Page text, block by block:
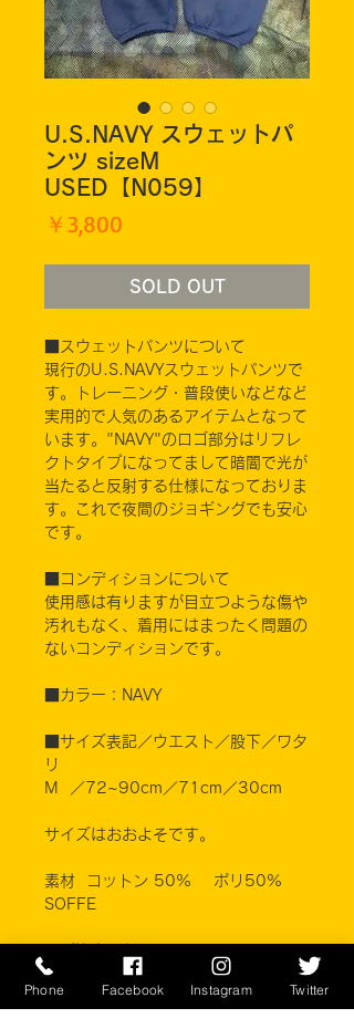
U.S.NAVY スウェットパ
ンツ sizeM
USED【N059】
￥3,800
SOLD OUT
■スウェットパンツについて
現行のU.S.NAVYスウェットパンツで
す。トレーニング・普段使いなどなど
実用的で人気のあるアイテムとなって
います。"NAVY"のロゴ部分はリフレ
クトタイプになってまして暗闇で光が
当たると反射する仕様になっておりま
す。これで夜間のジョギングでも安心
です。
■コンディションについて
使用感は有りますが目立つような傷や
汚れもなく、着用にはまったく問題の
ないコンディションです。
■カラー：NAVY
■サイズ表記／ウエスト／股下／ワタ
リ
M ／72~90cm／71cm／30cm
サイズはおおよそです。
素材 コットン 50% ポリ50%
SOFFE
実店舗と在庫共有しているため、注文
のタイミングにより売り切れとなって
Phone Facebook Instagram Twitter